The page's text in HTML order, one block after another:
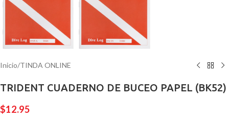
Inicio/TINDA ONLINE
TRIDENT CUADERNO DE BUCEO PAPEL (BK52)
$12.95